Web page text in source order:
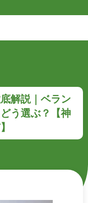
解説｜ベラン
う選ぶ？【神